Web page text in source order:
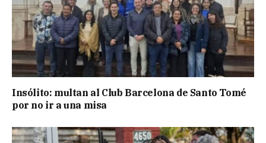
Insólito: multan al Club Barcelona de Santo Tomé
por no ir a una misa